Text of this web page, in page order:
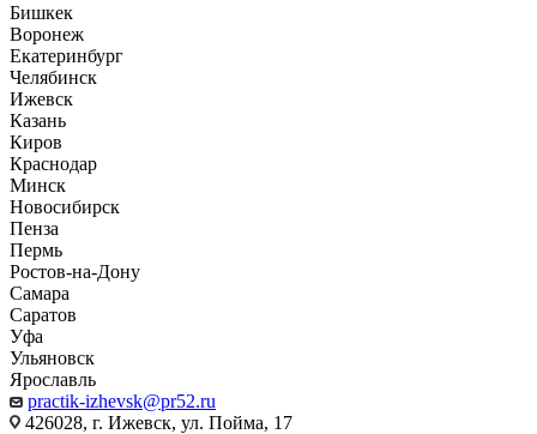
Бишкек
Воронеж
Екатеринбург
Челябинск
Ижевск
Казань
Киров
Краснодар
Минск
Новосибирск
Пенза
Пермь
Ростов-на-Дону
Самара
Саратов
Уфа
Ульяновск
Ярославль
practik-izhevsk@pr52.ru
426028, г. Ижевск, ул. Пойма, 17